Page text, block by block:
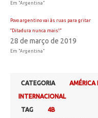
Em "Argentina"
Povo argentino vai às ruas para gritar
“Ditadura nunca mais!”
28 de março de 2019
Em "Argentina"
CATEGORIA AMÉRICA
INTERNACIONAL
TAG
4B